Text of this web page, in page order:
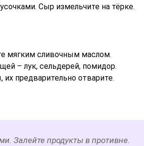
Сыр измельчите на тёрке.
мягким сливочным маслом.
– лук, сельдерей, помидор.
предварительно отварите.
Залейте продукты в противне.